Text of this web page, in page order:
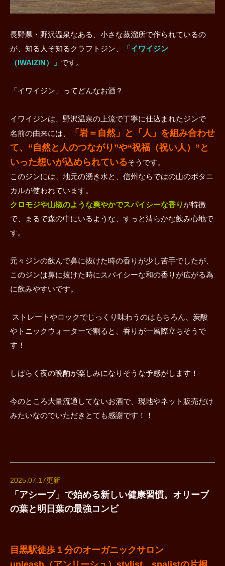
長野県・野沢温泉なある、小さな蒸溜所で作られているの
が、知る人ぞ知るクラフトジン、
「イワイジン
（IWAIZIN）」 です。
「イワイジン」ってどんなお酒？
イワイジンは、野沢温泉の上流で丁寧に仕込まれたジンで
名前の由来には、
「岩＝自然」と「人」を組み合わせ
て、“自然と人のつながり”や“祝福（祝い人）”と
いった想いが込められているそうです。
このジンには、地元の湧き水と、信州ならではの山のボタニ
カルが使われています。
クロモジや山椒のような爽やかでスパイシーな香り が特徴
で、まるで森の中にいるような、すっと清らかな飲み心地で
す。
元々ジンの飲んで鼻に抜けた時の香りが少し苦手でしたが、
このジンは鼻に抜けた時にスパイシーな和の香りが広がる為
に飲みやすいです。
ストレートやロックでじっくり味わうのはもちろん、炭酸
やトニックウォーターで割ると、香りが一層際立ちそうで
す！
しばらく夜の晩酌が楽しみになりそうな予感がします！
今のところ大量流通してないお酒で、現地やネット販売だけ
みたいなのでいただきとても感謝です！！
2025.07.17更新
「アシーブ」で始める新しい健康習慣。オリーブ
の葉と明日葉の最強コンビ
目黒駅徒歩１分のオーガニックサロン